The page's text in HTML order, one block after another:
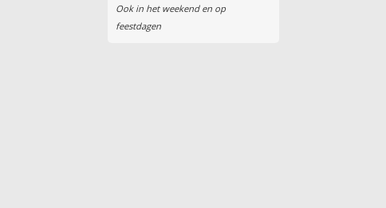
Ook in het weekend en op
feestdagen